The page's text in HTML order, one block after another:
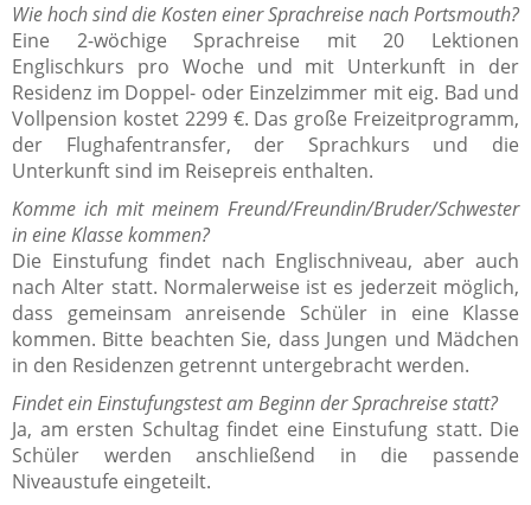
Wie hoch sind die Kosten einer Sprachreise nach Portsmouth?
Eine 2-wöchige Sprachreise mit 20 Lektionen
Englischkurs pro Woche und mit Unterkunft in der
Residenz im Doppel- oder Einzelzimmer mit eig. Bad und
Vollpension kostet 2299 €. Das große Freizeitprogramm,
der Flughafentransfer, der Sprachkurs und die
Unterkunft sind im Reisepreis enthalten.
Komme ich mit meinem Freund/Freundin/Bruder/Schwester
in eine Klasse kommen?
Die Einstufung findet nach Englischniveau, aber auch
nach Alter statt. Normalerweise ist es jederzeit möglich,
dass gemeinsam anreisende Schüler in eine Klasse
kommen. Bitte beachten Sie, dass Jungen und Mädchen
in den Residenzen getrennt untergebracht werden.
Findet ein Einstufungstest am Beginn der Sprachreise statt?
Ja, am ersten Schultag findet eine Einstufung statt. Die
Schüler werden anschließend in die passende
Niveaustufe eingeteilt.